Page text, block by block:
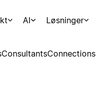
AI Løsninger
ConsultantsConnections